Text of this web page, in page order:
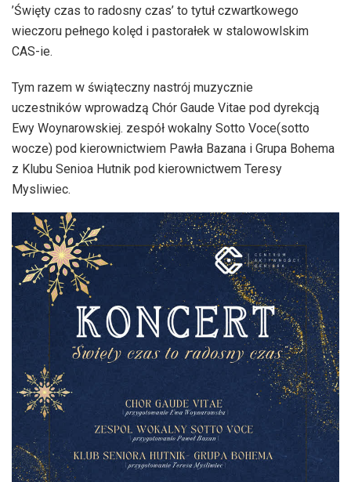
’Święty czas to radosny czas’ to tytuł czwartkowego
wieczoru pełnego kolęd i pastorałek w stalowowlskim
CAS-ie.
Tym razem w świąteczny nastrój muzycznie
uczestników wprowadzą Chór Gaude Vitae pod dyrekcją
Ewy Woynarowskiej. zespół wokalny Sotto Voce(sotto
wocze) pod kierownictwiem Pawła Bazana i Grupa Bohema
z Klubu Senioa Hutnik pod kierownictwem Teresy
Mysliwiec.